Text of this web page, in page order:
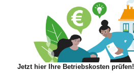
Jetzt hier Ihre Betriebskosten prüfen!